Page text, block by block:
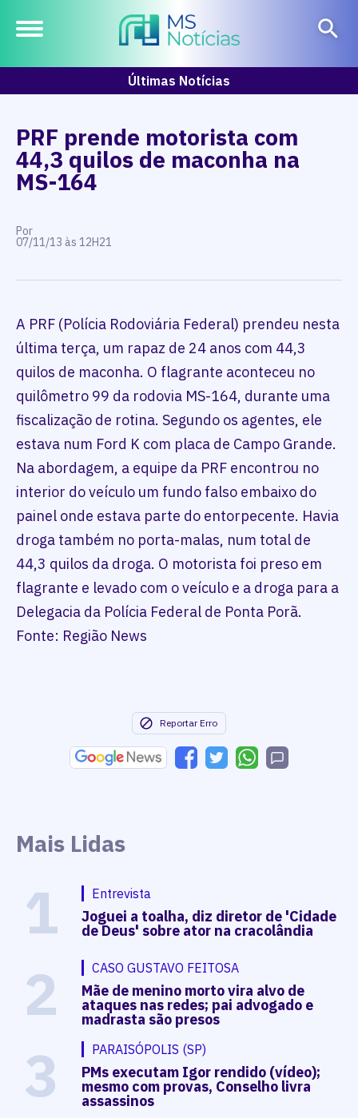
Últimas Notícias
PRF prende motorista com
44,3 quilos de maconha na
MS-164
Por
07/11/13 às 12H21
A PRF (Polícia Rodoviária Federal) prendeu nesta
última terça, um rapaz de 24 anos com 44,3
quilos de maconha. O flagrante aconteceu no
quilômetro 99 da rodovia MS-164, durante uma
fiscalização de rotina. Segundo os agentes, ele
estava num Ford K com placa de Campo Grande.
Na abordagem, a equipe da PRF encontrou no
interior do veículo um fundo falso embaixo do
painel onde estava parte do entorpecente. Havia
droga também no porta-malas, num total de
44,3 quilos da droga. O motorista foi preso em
flagrante e levado com o veículo e a droga para a
Delegacia da Polícia Federal de Ponta Porã.
Fonte: Região News
Reportar Erro
Mais Lidas
1 Entrevista
Joguei a toalha, diz diretor de 'Cidade
de Deus' sobre ator na cracolândia
2 CASO GUSTAVO FEITOSA
Mãe de menino morto vira alvo de
ataques nas redes; pai advogado e
madrasta são presos
3 PARAISÓPOLIS (SP)
PMs executam Igor rendido (vídeo);
mesmo com provas, Conselho livra
assassinos